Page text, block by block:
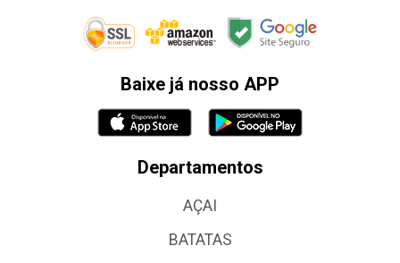
Baixe já nosso APP
Departamentos
AÇAI
BATATAS